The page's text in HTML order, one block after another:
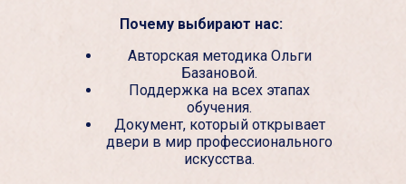
Почему выбирают нас:
Авторская методика Ольги
Базановой.
Поддержка на всех этапах
обучения.
Документ, который открывает
двери в мир профессионального
искусства.